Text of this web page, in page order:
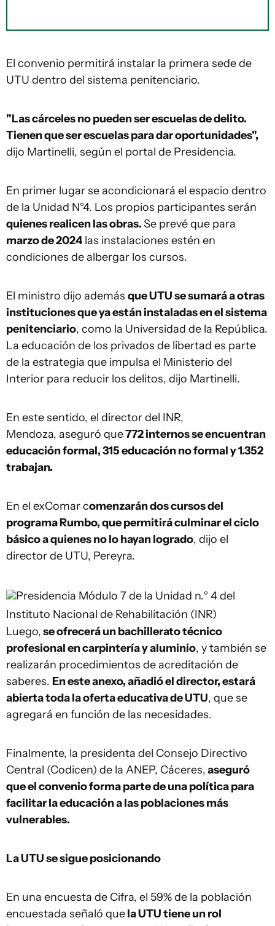
El convenio permitirá instalar la primera sede de
UTU dentro del sistema penitenciario.
"Las cárceles no pueden ser escuelas de delito.
Tienen que ser escuelas para dar oportunidades",
dijo Martinelli, según el portal de Presidencia.
En primer lugar se acondicionará el espacio dentro
de la Unidad N°4. Los propios participantes serán
quienes realicen las obras.Se prevé que para
marzo de 2024 las instalaciones estén en
condiciones de albergar los cursos.
El ministro dijo además que UTU se sumará a otras
instituciones que ya están instaladas en el sistema
penitenciario, como la Universidad de la República.
La educación de los privados de libertad es parte
de la estrategia que impulsa el Ministerio del
Interior para reducir los delitos, dijo Martinelli.
En este sentido, el director del INR,
Mendoza, aseguró que772 internos se encuentran
educación formal, 315 educación no formal y 1.352
trabajan.
En el exComar comenzarán dos cursos del
programa Rumbo, que permitirá culminar el ciclo
básico a quienes no lo hayan logrado, dijo el
director de UTU, Pereyra.
Presidencia Módulo 7 de la Unidad n.° 4 del
Instituto Nacional de Rehabilitación (INR)
Luego,se ofrecerá un bachillerato técnico
profesional en carpintería y aluminio, y también se
realizarán procedimientos de acreditación de
saberes. En este anexo, añadió el director, estará
abierta toda la oferta educativa de UTU, que se
agregará en función de las necesidades.
Finalmente, la presidenta del Consejo Directivo
Central (Codicen) de la ANEP, Cáceres,aseguró
que el convenio forma parte de una política para
facilitar la educación a las poblaciones más
vulnerables.
La UTU se sigue posicionando
En una encuesta de Cifra, el 59% de la población
encuestada señaló quela UTU tiene un rol